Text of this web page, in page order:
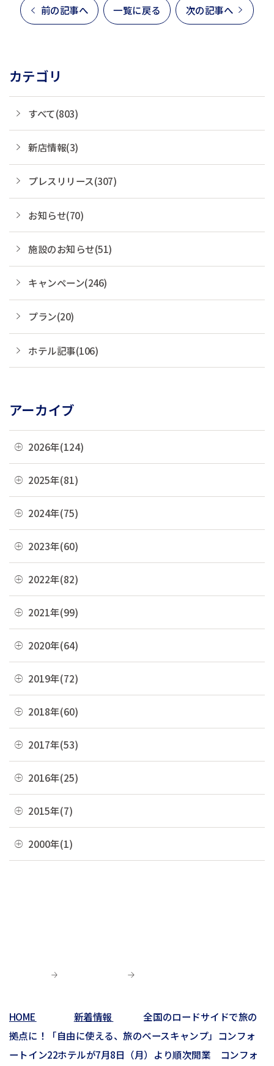
前の記事へ 一覧に戻る 次の記事へ
カテゴリ
すべて(803)
新店情報(3)
プレスリリース(307)
お知らせ(70)
施設のお知らせ(51)
キャンペーン(246)
プラン(20)
ホテル記事(106)
アーカイブ
2026年(124)
08月(3)
07月(21)
05月(13)
04月(10)
03月(36)
01月(13)
2025年(81)
12月(8)
11月(22)
09月(3)
08月(4)
07月(7)
05月(6)
04月(4)
03月(7)
02月(10)
01月(4)
2024年(75)
12月(4)
11月(6)
09月(4)
08月(6)
07月(6)
05月(9)
04月(5)
03月(8)
01月(6)
2023年(60)
12月(4)
11月(3)
09月(8)
08月(4)
07月(4)
05月(10)
04月(2)
03月(8)
01月(3)
2022年(82)
12月(8)
11月(5)
09月(8)
08月(4)
07月(10)
05月(6)
04月(2)
03月(7)
2021年(99)
12月(9)
11月(7)
09月(5)
08月(4)
07月(8)
05月(8)
04月(10)
03月(12)
2020年(64)
12月(2)
11月(8)
09月(4)
08月(4)
07月(5)
05月(7)
2019年(72)
12月(7)
11月(9)
09月(6)
08月(2)
07月(5)
01月(4)
2018年(60)
12月(7)
11月(2)
09月(4)
08月(3)
07月(7)
01月(2)
2017年(53)
12月(2)
11月(4)
09月(1)
03月(6)
01月(3)
2016年(25)
12月(2)
11月(3)
02月(1)
2015年(7)
11月(1)
06月(6)
2000年(1)
HOME 新着情報
全国のロードサイドで旅の
拠点に！「自由に使える、旅のベースキャンプ」コンフォ
ートイン22ホテルが7月8日（月）より順次開業 コンフォ